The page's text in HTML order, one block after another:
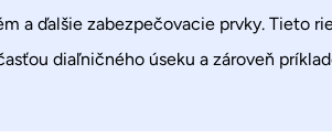
a ďalšie zabezpečovacie prvky. Tieto
diaľničného úseku a zároveň